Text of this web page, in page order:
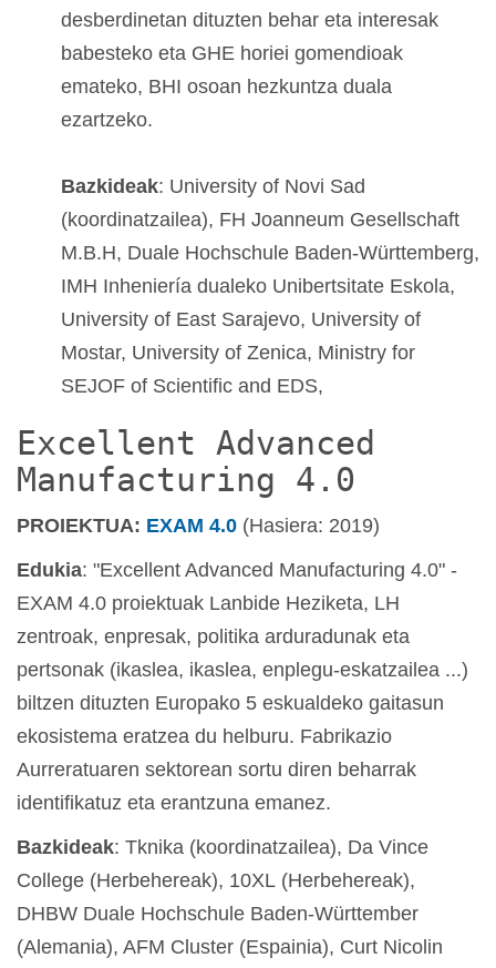
desberdinetan dituzten behar eta interesak
babesteko eta GHE horiei gomendioak
emateko, BHI osoan hezkuntza duala
ezartzeko.
Bazkideak: University of Novi Sad
(koordinatzailea), FH Joanneum Gesellschaft
M.B.H, Duale Hochschule Baden-Württemberg,
IMH Inheniería dualeko Unibertsitate Eskola,
University of East Sarajevo, University of
Mostar, University of Zenica, Ministry for
SEJOF of Scientific and EDS,
Excellent Advanced
Manufacturing 4.0
PROIEKTUA: EXAM 4.0 (Hasiera: 2019)
Edukia: "Excellent Advanced Manufacturing 4.0" -
EXAM 4.0 proiektuak Lanbide Heziketa, LH
zentroak, enpresak, politika arduradunak eta
pertsonak (ikaslea, ikaslea, enplegu-eskatzailea ...)
biltzen dituzten Europako 5 eskualdeko gaitasun
ekosistema eratzea du helburu. Fabrikazio
Aurreratuaren sektorean sortu diren beharrak
identifikatuz eta erantzuna emanez.
Bazkideak: Tknika (koordinatzailea), Da Vince
College (Herbehereak), 10XL (Herbehereak),
DHBW Duale Hochschule Baden-Württember
(Alemania), AFM Cluster (Espainia), Curt Nicolin